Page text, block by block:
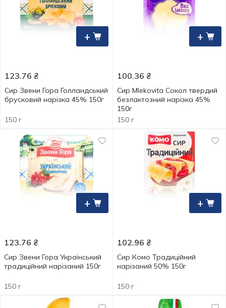
+
123.76 ₴
Сир Звени Гора Голландський
брусковий нарізка 45% 150г
150 г
+
100.36 ₴
Сир Mlekovita Сокол твердий
безлактозний нарізка 45%
150г
150 г
+
123.76 ₴
Сир Звени Гора Український
традиційний нарізаний 150г
150 г
+
102.96 ₴
Сир Комо Традиційний
нарізаний 50% 150г
150 г